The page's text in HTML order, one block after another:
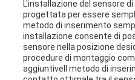
L'installazione del sensore
progettata per essere
metodo di inserimento
installazione consente di
sensore nella posizione
procedure di montaggio
aggiuntiveIl metodo di